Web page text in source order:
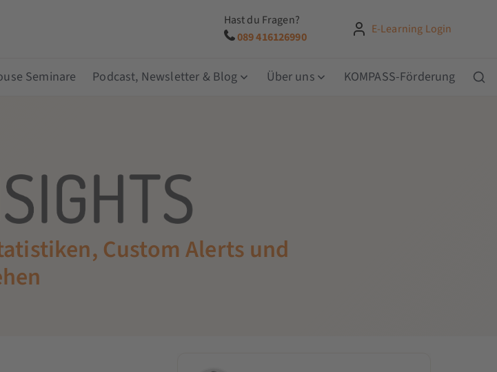
Hast du Fragen?
089 416126990
E-Learning Login
Seminare Podcast, Newsletter & Blog Über uns KOMPASS-Förderung
Custom Alerts und